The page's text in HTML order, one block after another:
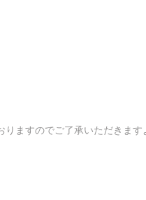
ますのでご了承いただきます